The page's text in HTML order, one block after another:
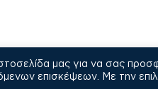
μας για να σας
επισκέψεων. Με την